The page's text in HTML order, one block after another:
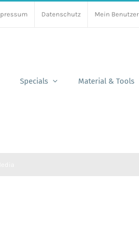
Datenschutz Mein
Specials Material & Tools